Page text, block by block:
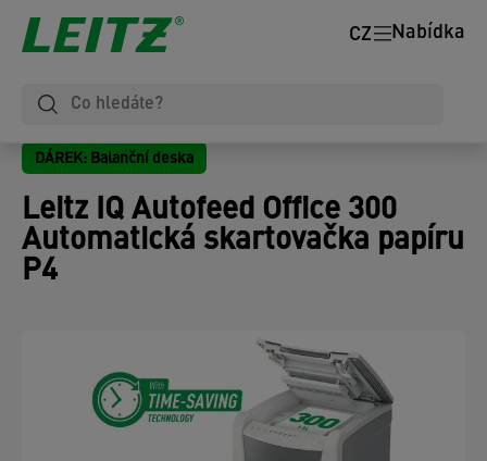
Nabídka
CZ
DÁREK: Balanční deska
Leitz IQ Autofeed Office 300
Automatická skartovačka papíru
P4